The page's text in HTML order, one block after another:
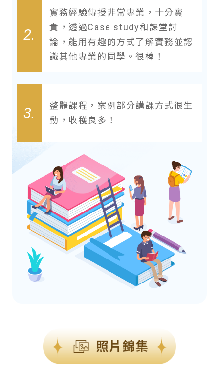
2.
實務經驗傳授非常專業，十分寶
貴，透過Case study和課堂討
論，能用有趣的方式了解實務並認
識其他專業的同學。很棒！
3.
整體課程，案例部分講課方式很生
動，收穫良多！